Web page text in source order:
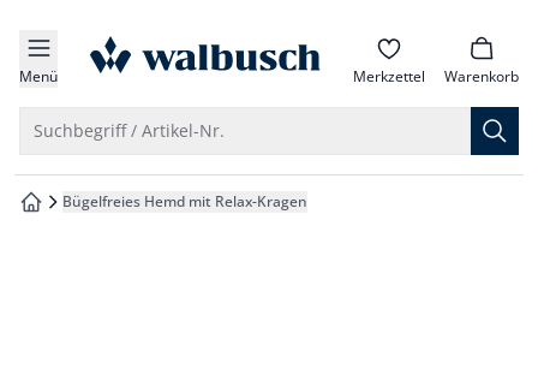
springen
springen
springen
springen
Menü zur Startseite Merkzettel Warenkorb
Suchbegriff / Artikel-Nr.
zur Startseite
Bügelfreies Hemd mit Relax-Kragen